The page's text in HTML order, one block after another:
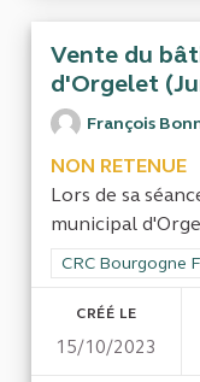
Vente du
d'Orgelet
François
NON RETENUE
Lors de sa
municipal
Filtrer les
CRC Bourgogne
CRÉÉ LE
15/10/2023